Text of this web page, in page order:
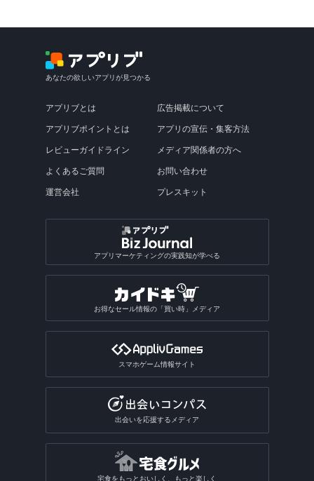
あなたの欲しいアプリが見つかる
アプリブとは
アプリブポイントとは
レビューガイドライン
よくあるご質問
運営会社
広告掲載について
アプリの宣伝・集客方法
メディア関係者の方へ
お問い合わせ
プレスキット
アプリマーケティングの実践知が学べる
お得なセール情報の「買い時」メディア
スマホゲーム情報サイト
出会いを応援するメディア
宅食をもっとおいしく、もっと楽しく